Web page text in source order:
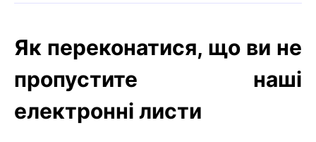
Як переконатися, що ви не
пропустите наші
електронні листи